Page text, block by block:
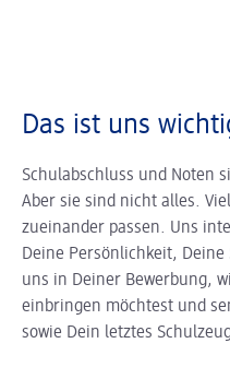
Das ist uns
Schulabschluss und Noten
Aber sie sind nicht alles.
zueinander passen. Uns
Deine Persönlichkeit,
uns in Deiner Bewerbung,
einbringen möchtest und
sowie Dein letztes